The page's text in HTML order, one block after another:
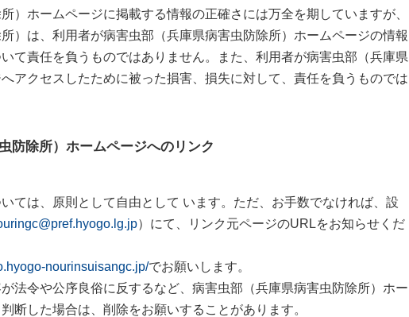
）ホームページに掲載する情報の正確さには万全を期していますが、
）は、利用者が病害虫部（兵庫県病害虫防除所）ホームページの情報
て責任を負うものではありません。また、利用者が病害虫部（兵庫県
アクセスしたために被った損害、損失に対して、責任を負うものでは
防除所）ホームページへのリンク
ては、原則として自由として います。ただ、お手数でなければ、設
）にて、リンク元ページのURLをお知らせくだ
nourinsuisangc.jp/でお願いします。
法令や公序良俗に反するなど、病害虫部（兵庫県病害虫防除所）ホー
断した場合は、削除をお願いすることがあります。